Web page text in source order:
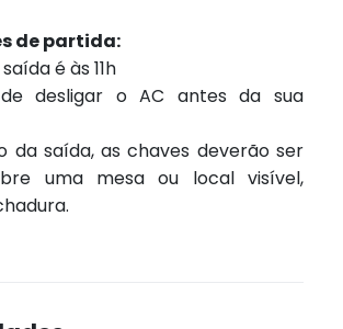
de partida:
é às 11h
desligar o AC antes da sua
da saída, as chaves deverão ser
uma mesa ou local visível,